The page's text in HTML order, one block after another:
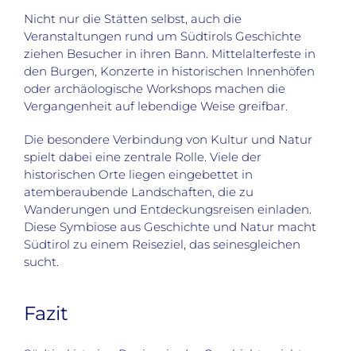
Nicht nur die Stätten selbst, auch die
Veranstaltungen rund um Südtirols Geschichte
ziehen Besucher in ihren Bann. Mittelalterfeste in
den Burgen, Konzerte in historischen Innenhöfen
oder archäologische Workshops machen die
Vergangenheit auf lebendige Weise greifbar.
Die besondere Verbindung von Kultur und Natur
spielt dabei eine zentrale Rolle. Viele der
historischen Orte liegen eingebettet in
atemberaubende Landschaften, die zu
Wanderungen und Entdeckungsreisen einladen.
Diese Symbiose aus Geschichte und Natur macht
Südtirol zu einem Reiseziel, das seinesgleichen
sucht.
Fazit